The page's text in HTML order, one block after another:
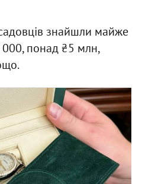
знайшли майже
понад ₴5 млн,